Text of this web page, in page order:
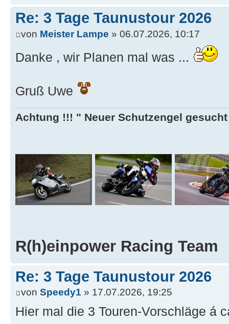
Re: 3 Tage Taunustour 2026
von Meister Lampe » 06.07.2026, 10:17
Danke , wir Planen mal was ...
Gruß Uwe
Achtung !!! " Neuer Schutzengel
R(h)einpower Racing Team
Re: 3 Tage Taunustour 2026
von Speedy1 » 17.07.2026, 19:25
Hier mal die 3 Touren-Vorschläge á